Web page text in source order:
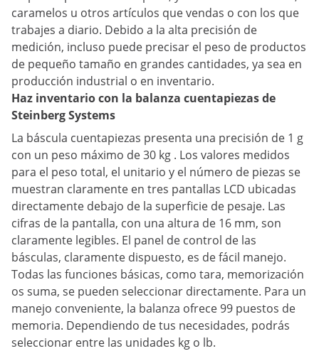
caramelos u otros artículos que vendas o con los que
trabajes a diario. Debido a la alta precisión de
medición, incluso puede precisar el peso de productos
de pequeño tamaño en grandes cantidades, ya sea en
producción industrial o en inventario.
Haz inventario con la balanza cuentapiezas de
Steinberg Systems
La báscula cuentapiezas presenta una precisión de 1 g
con un peso máximo de 30 kg . Los valores medidos
para el peso total, el unitario y el número de piezas se
muestran claramente en tres pantallas LCD ubicadas
directamente debajo de la superficie de pesaje. Las
cifras de la pantalla, con una altura de 16 mm, son
claramente legibles. El panel de control de las
básculas, claramente dispuesto, es de fácil manejo.
Todas las funciones básicas, como tara, memorización
os suma, se pueden seleccionar directamente. Para un
manejo conveniente, la balanza ofrece 99 puestos de
memoria. Dependiendo de tus necesidades, podrás
seleccionar entre las unidades kg o lb.